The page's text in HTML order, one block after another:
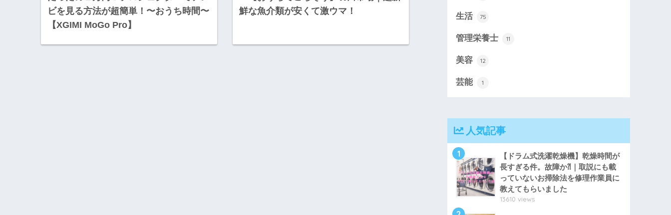
ビを見る方法が超簡単！〜おうち時間〜
【XGIMI MoGo Pro】
鮮な魚介類が安くて激ウマ！
生活 75
管理栄養士 11
美容 12
芸能 1
人気記事
1
【ドラム式洗濯乾燥機】乾燥時間が
長すぎる件。故障か⁈｜取説にも載
っていないお掃除法を修理作業員に
教えてもらいました
13610 views